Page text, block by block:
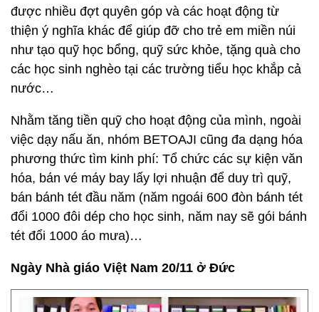
được nhiều đợt quyên góp và các hoạt động từ
thiện ý nghĩa khác để giúp đỡ cho trẻ em miền núi
như tạo quỹ học bổng, quỹ sức khỏe, tặng quà cho
các học sinh nghèo tại các trường tiểu học khắp cả
nước…
Nhằm tăng tiền quỹ cho hoạt động của mình, ngoài
việc dạy nấu ăn, nhóm BETOAJI cũng đa dạng hóa
phương thức tìm kinh phí: Tổ chức các sự kiện văn
hóa, bán vé máy bay lấy lợi nhuận để duy trì quỹ,
bán bánh tét đầu năm (năm ngoái 600 đòn bánh tét
đổi 1000 đôi dép cho học sinh, năm nay sẽ gói bánh
tét đổi 1000 áo mưa)…
Ngày Nhà giáo Việt Nam 20/11 ở Đức